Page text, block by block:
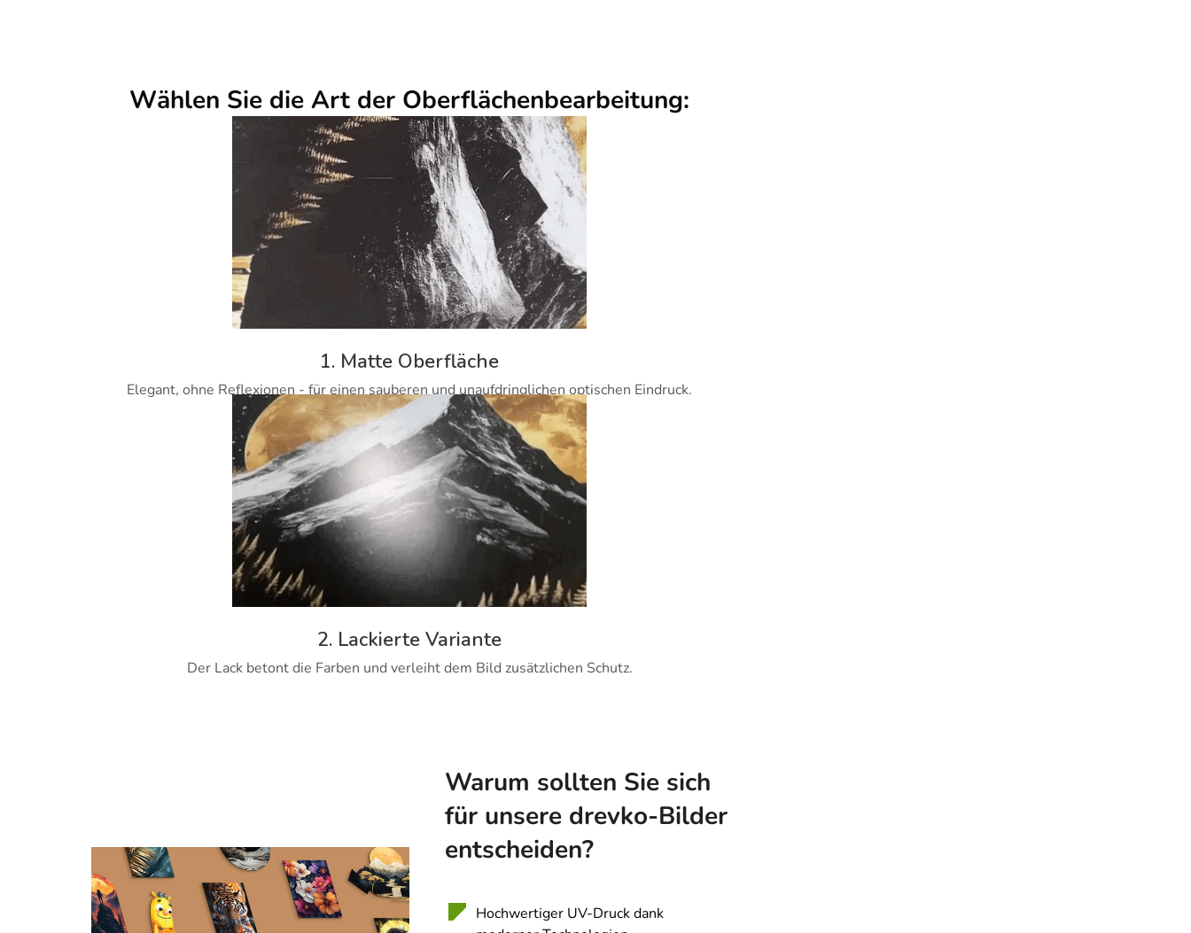
Wählen Sie die Art der Oberflächenbearbeitung:
1. Matte Oberfläche
Elegant, ohne Reflexionen - für einen sauberen und unaufdringlichen optischen Eindruck.
2. Lackierte Variante
Der Lack betont die Farben und verleiht dem Bild zusätzlichen Schutz.
Warum sollten Sie sich
für unsere drevko-Bilder
entscheiden?
Hochwertiger UV-Druck dank